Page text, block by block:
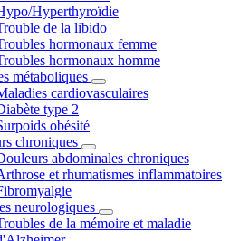
Hyperthyroïdie
de la libido
hormonaux femme
hormonaux homme
métaboliques
cardiovasculaires
type 2
obésité
chroniques
abdominales chroniques
et rhumatismes inflammatoires
neurologiques
de la mémoire et maladie